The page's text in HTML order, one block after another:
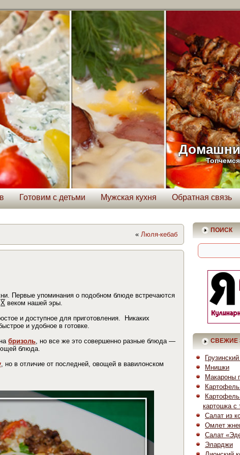
Готовим с детьми Мужская кухня Обратная связь
« Люля-кебаб
Первые упоминания о подобном блюде встречаются
Х веком нашей эры.
и доступное для приготовления. Никаких
и удобное в готовке.
бризоль , но все же это совершенно разные блюда —
блюда.
, но в отличие от последней, овощей в вавилонском
ПОИСК
СВЕЖИЕ
Мнишки
Макароны
картошка с
Салат из
Омлет
Салат
Эларджи